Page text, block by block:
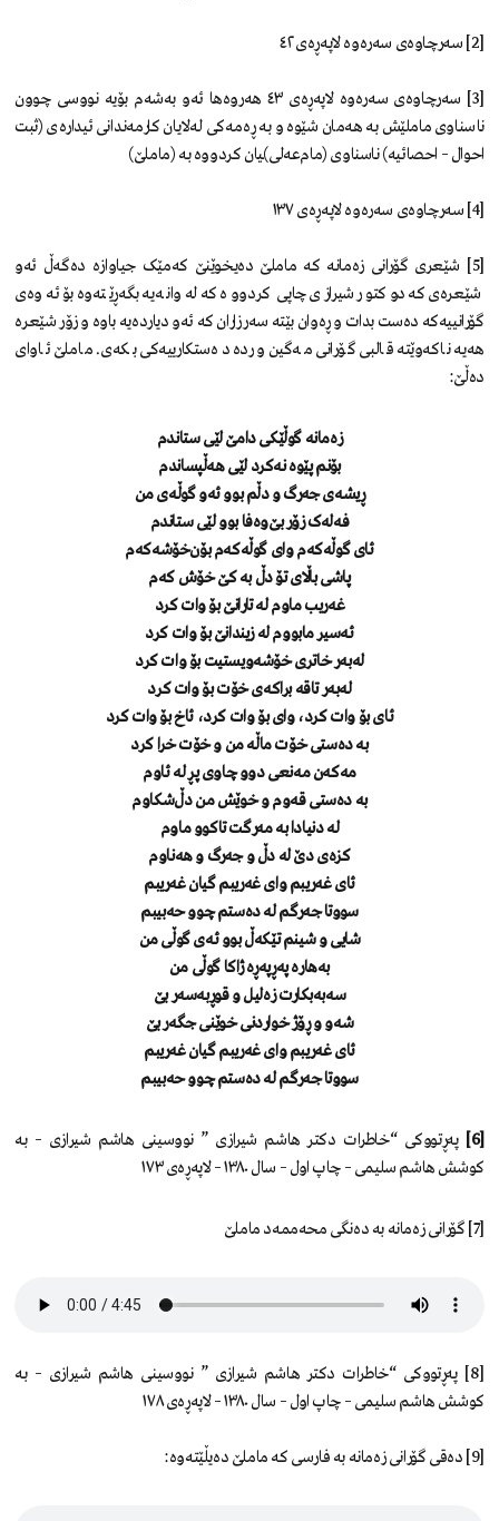
[2] سەرچاوەی سەرەوە لاپەڕەی ٤٢
[3] سەرچاوەی سەرەوە لاپەڕەی ٤٣ هەروەها ئەو بەشەم بۆیە نووسی چوون
ناسناوی ماملێش بە هەمان شێوە و بە ڕەمەکی لەلایان کارمەندانی ئیدارەی (ثبت
احوال – احصائیە) ناسناوی (مام‌عەلی)ـیان کردووە بە (ماملێ)
[4] سەرچاوەی سەرەوە لاپەڕەی ١٣٧
[5] شێعری گۆرانی زەمانە کە ماملێ دەیخوێنێ کەمێک جیاوازە دەگەڵ ئەو
شێعرەی کە دوکتور شیرازی چاپی کردووە کە لەوانەیە بگەڕێتەوە بۆ ئەوەی
گۆرانییەکە دەست بدات و ڕەوان بێتە سەر زاران کە ئەو دیاردەیە باوە و زۆر شێعرە
هەیە ناکەوێتە قالبی گۆرانی مەگین وردە دەستکارییەکی بکەی. ماملێ ئاوای
دەڵێ:
زەمانە گوڵێکی دامێ لێی ستاندم
بۆنم پێوە نەکرد لێی هەڵپساندم
ڕیشەی جەرگ و دڵم بوو ئەو گوڵەی من
فەلەک زۆر بێ‌وەفا بوو لێی ستاندم
ئای گوڵەکەم وای گوڵەکەم بۆن‌خۆشەکەم
پاشی باڵای تۆ دڵ بە کێ خۆش کەم
غەریب ماوم لە تارانێ بۆ وات کرد
ئەسیر مابووم لە زیندانێ بۆ وات کرد
لەبەر خاتری خۆشەویستیت بۆ وات کرد
لەبەر تاقە براکەی خۆت بۆ وات کرد
ئای بۆ وات کرد، وای بۆ وات کرد، ئاخ بۆ وات کرد
بە دەستی خۆت ماڵە من و خۆت خرا کرد
مەکەن مەنعی دوو چاوی پڕ لە ئاوم
بە دەستی قەوم و خوێش من دڵ‌شکاوم
لە دنیادا بە مەرگت تاکوو ماوم
کزەی دێ لە دڵ و جەرگ و هەناوم
ئای غەریبم وای غەریبم گیان غەریبم
سووتا جەرگم لە دەستم چوو حەبیبم
شایی و شینم تێکەڵ بوو ئەی گوڵی من
بەهارە پەڕپەڕە ژاکا گوڵی من
سەبەبکارت زەلیل و قوڕبەسەر بێ
شەو و ڕۆژ خواردنی خوێنی جگەر بێ
ئای غەریبم وای غەریبم گیان غەریبم
سووتا جەرگم لە دەستم چوو حەبیبم
[6]
پەڕتووکی “خاطرات دکتر هاشم شیرازی ” نووسینی هاشم شیرازی – بە
کوشش هاشم سلیمی – چاپ اول – سال ١٣٨٠ – لاپەڕەی ١٧٣
[7] گۆرانی زەمانە بە دەنگی محەممەد ماملێ
[8] پەڕتووکی “خاطرات دکتر هاشم شیرازی ” نووسینی هاشم شیرازی – بە
کوشش هاشم سلیمی – چاپ اول – سال ١٣٨٠ – لاپەڕەی ١٧٨
[9] دەقی گۆرانی زەمانە بە فارسی کە ماملێ دەیڵێتەوە: